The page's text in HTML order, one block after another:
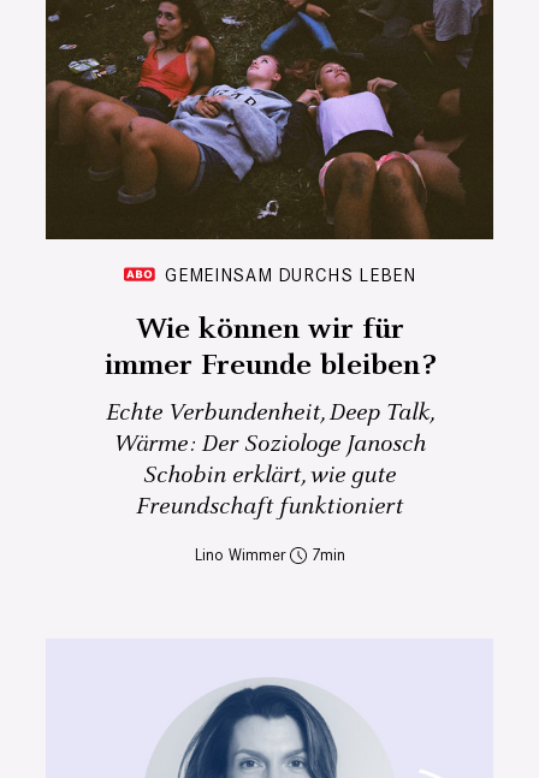
GEMEINSAM DURCHS LEBEN
Wie können wir für
immer Freunde bleiben?
Echte Verbundenheit, Deep Talk,
Wärme: Der Soziologe Janosch
Schobin erklärt, wie gute
Freundschaft funktioniert
Lino Wimmer 7